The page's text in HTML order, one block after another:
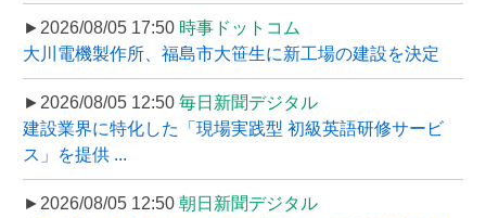
►2026/08/05 17:50 時事ドットコム
大川電機製作所、福島市大笹生に新工場の建設を決定
►2026/08/05 12:50 毎日新聞デジタル
建設業界に特化した「現場実践型 初級英語研修サービ
ス」を提供 ...
►2026/08/05 12:50 朝日新聞デジタル